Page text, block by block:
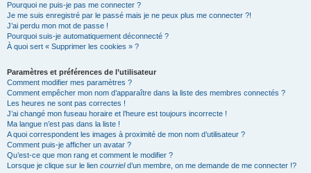
Pourquoi ne puis-je pas me connecter ?
Je me suis enregistré par le passé mais je ne peux plus me connecter ?!
J’ai perdu mon mot de passe !
Pourquoi suis-je automatiquement déconnecté ?
À quoi sert « Supprimer les cookies » ?
Paramètres et préférences de l’utilisateur
Comment modifier mes paramètres ?
Comment empêcher mon nom d’apparaître dans la liste des membres connectés ?
Les heures ne sont pas correctes !
J’ai changé mon fuseau horaire et l’heure est toujours incorrecte !
Ma langue n’est pas dans la liste !
A quoi correspondent les images à proximité de mon nom d’utilisateur ?
Comment puis-je afficher un avatar ?
Qu’est-ce que mon rang et comment le modifier ?
Lorsque je clique sur le lien courrield’un membre, on me demande de me connecter !?